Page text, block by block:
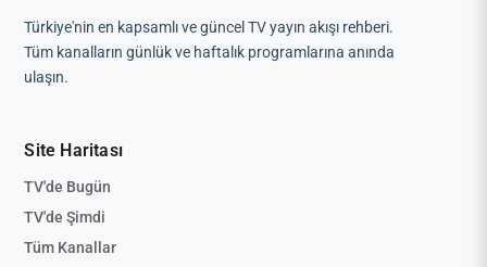
Türkiye'nin en kapsamlı ve güncel TV yayın akışı rehberi.
Tüm kanalların günlük ve haftalık programlarına anında
ulaşın.
Site Haritası
TV'de Bugün
TV'de Şimdi
Tüm Kanallar